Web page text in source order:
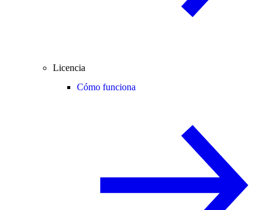
Licencia
Cómo funciona